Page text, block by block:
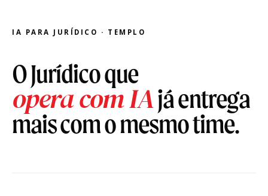
IA PARA JURÍDICO · TEMPLO
O Jurídico que
opera com IAjá entrega
mais com o mesmo time.